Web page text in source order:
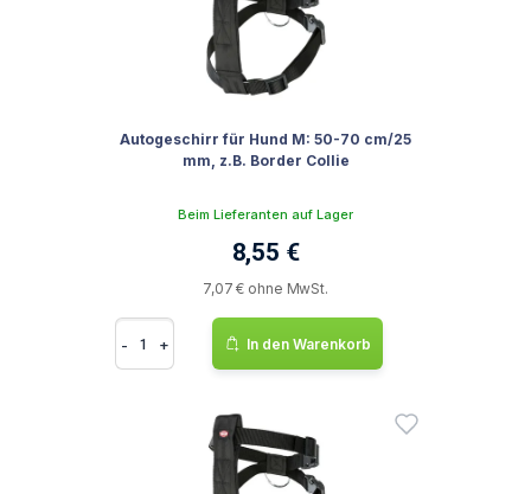
Autogeschirr für Hund M: 50-70 cm/25
mm, z.B. Border Collie
Beim Lieferanten auf Lager
8,55 €
7,07 € ohne MwSt.
- + In den Warenkorb